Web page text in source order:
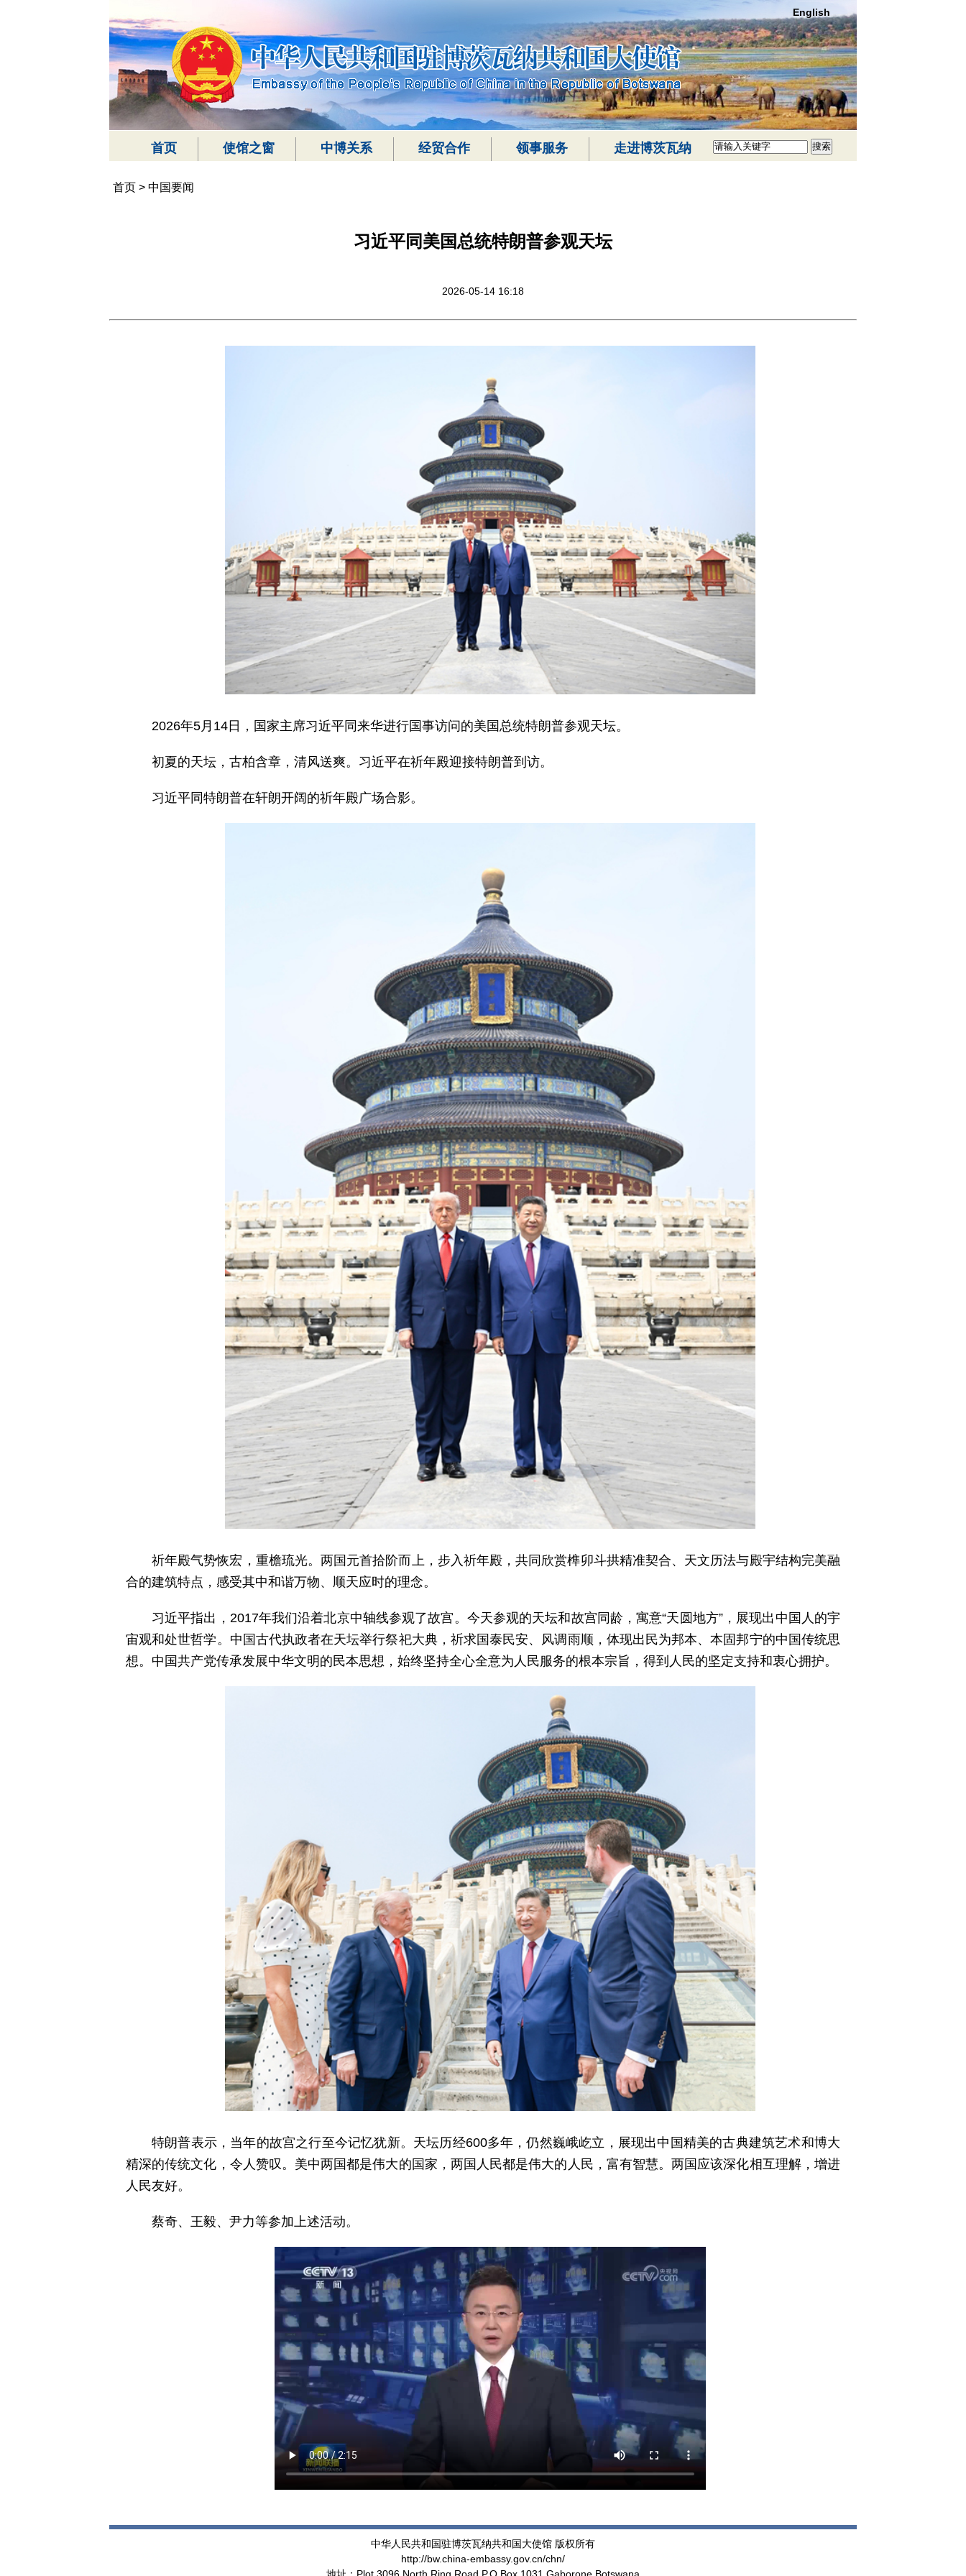
English
首页 使馆之窗 中博关系 经贸合作 领事服务 走进博茨瓦纳 搜索
首页 > 中国要闻
习近平同美国总统特朗普参观天坛
2026-05-14 16:18
2026年5月14日，国家主席习近平同来华进行国事访问的美国总统特朗普参观天坛。
初夏的天坛，古柏含章，清风送爽。习近平在祈年殿迎接特朗普到访。
习近平同特朗普在轩朗开阔的祈年殿广场合影。
祈年殿气势恢宏，重檐琉光。两国元首拾阶而上，步入祈年殿，共同欣赏榫卯斗拱精准契合、天文历法与殿宇结构完美融
合的建筑特点，感受其中和谐万物、顺天应时的理念。
习近平指出，2017年我们沿着北京中轴线参观了故宫。今天参观的天坛和故宫同龄，寓意“天圆地方”，展现出中国人的宇
宙观和处世哲学。中国古代执政者在天坛举行祭祀大典，祈求国泰民安、风调雨顺，体现出民为邦本、本固邦宁的中国传统思
想。中国共产党传承发展中华文明的民本思想，始终坚持全心全意为人民服务的根本宗旨，得到人民的坚定支持和衷心拥护。
特朗普表示，当年的故宫之行至今记忆犹新。天坛历经600多年，仍然巍峨屹立，展现出中国精美的古典建筑艺术和博大
精深的传统文化，令人赞叹。美中两国都是伟大的国家，两国人民都是伟大的人民，富有智慧。两国应该深化相互理解，增进
人民友好。
蔡奇、王毅、尹力等参加上述活动。
中华人民共和国驻博茨瓦纳共和国大使馆 版权所有
http://bw.china-embassy.gov.cn/chn/
地址：Plot 3096 North Ring Road P.O.Box 1031 Gaborone,Botswana